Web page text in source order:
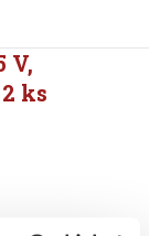
V,
ks